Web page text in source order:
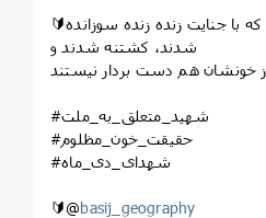
🔰دی ماه، به یاد آنهایی که با جنایت زنده زنده سوزانده
شدند، کشتنه شدند و
#شهید_متعلق_به_ملت
#حقیقت_خون_مظلوم
#شهدای_دی_ماه
🔰@basij_geography